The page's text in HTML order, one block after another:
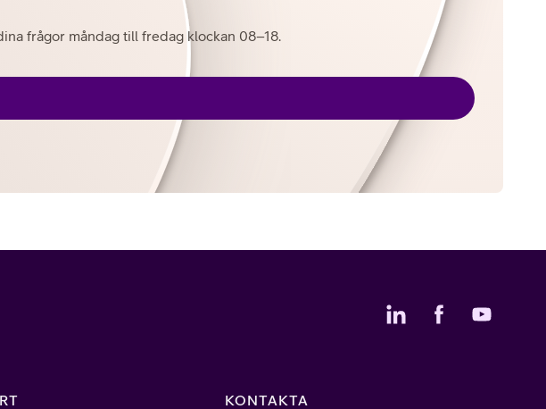
frågor måndag till fredag klockan 08–18.
KONTAKTA